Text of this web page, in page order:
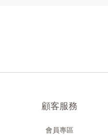
顧客服務
會員專區